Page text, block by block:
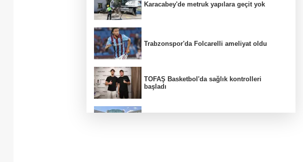
Karacabey'de metruk yapılara geçit yok
Trabzonspor'da Folcarelli ameliyat oldu
TOFAŞ Basketbol'da sağlık kontrolleri
başladı